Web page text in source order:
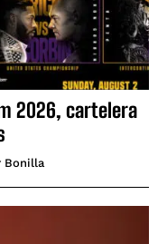
2026, cartelera
Bonilla